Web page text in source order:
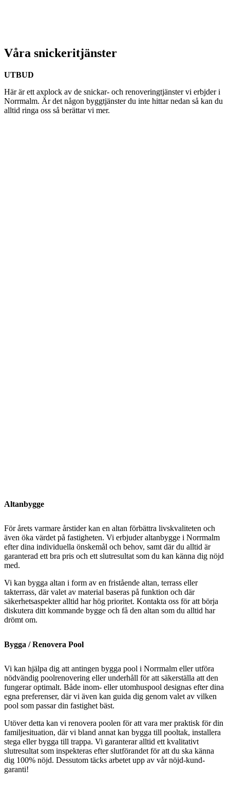
Våra snickeritjänster
UTBUD
Här är ett axplock av de snickar- och renoveringtjänster vi erbjder i
Norrmalm. Är det någon byggtjänster du inte hittar nedan så kan du
alltid ringa oss så berättar vi mer.
Altanbygge
För årets varmare årstider kan en altan förbättra livskvaliteten och
även öka värdet på fastigheten. Vi erbjuder altanbygge i Norrmalm
efter dina individuella önskemål och behov, samt där du alltid är
garanterad ett bra pris och ett slutresultat som du kan känna dig nöjd
med.
Vi kan bygga altan i form av en fristående altan, terrass eller
takterrass, där valet av material baseras på funktion och där
säkerhetsaspekter alltid har hög prioritet. Kontakta oss för att börja
diskutera ditt kommande bygge och få den altan som du alltid har
drömt om.
Bygga / Renovera Pool
Vi kan hjälpa dig att antingen bygga pool i Norrmalm eller utföra
nödvändig poolrenovering eller underhåll för att säkerställa att den
fungerar optimalt. Både inom- eller utomhuspool designas efter dina
egna preferenser, där vi även kan guida dig genom valet av vilken
pool som passar din fastighet bäst.
Utöver detta kan vi renovera poolen för att vara mer praktisk för din
familjesituation, där vi bland annat kan bygga till pooltak, installera
stega eller bygga till trappa. Vi garanterar alltid ett kvalitativt
slutresultat som inspekteras efter slutförandet för att du ska känna
dig 100% nöjd. Dessutom täcks arbetet upp av vår nöjd-kund-
garanti!